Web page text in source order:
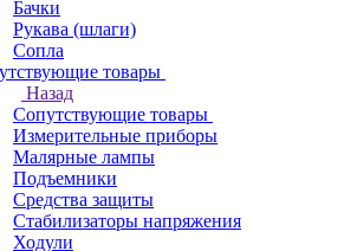
Бачки
Рукава (шлаги)
Сопла
товары
Назад
Сопутствующие товары
Измерительные приборы
Малярные лампы
Подъемники
Средства защиты
Стабилизаторы напряжения
Ходули